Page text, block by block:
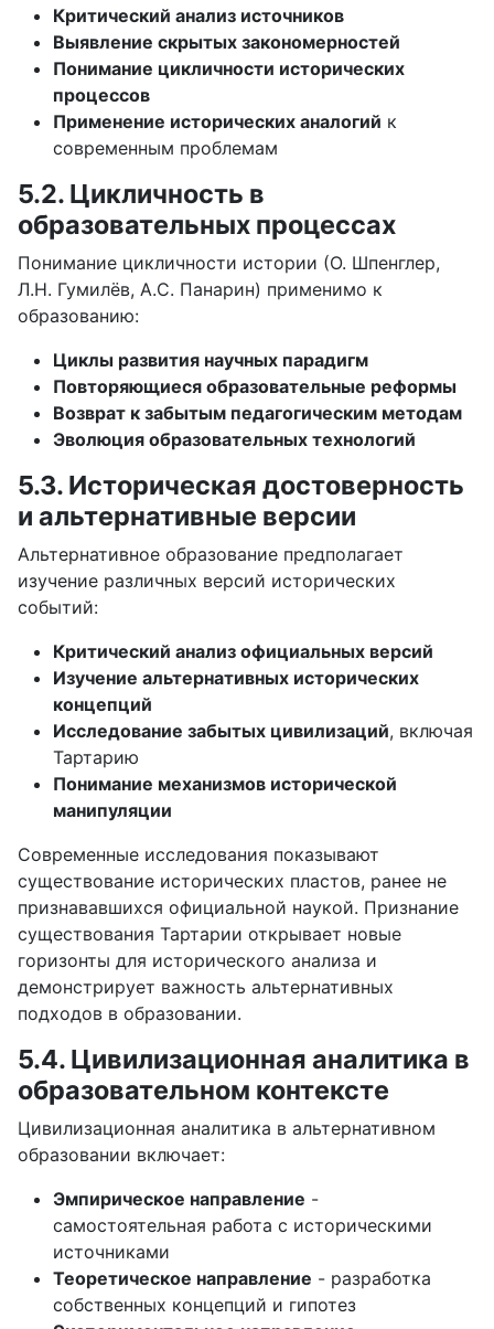
Критический анализ источников
Выявление скрытых закономерностей
Понимание цикличности исторических
процессов
Применение исторических аналогий к
современным проблемам
5.2. Цикличность в
образовательных процессах
Понимание цикличности истории (О. Шпенглер,
Л.Н. Гумилёв, А.С. Панарин) применимо к
образованию:
Циклы развития научных парадигм
Повторяющиеся образовательные реформы
Возврат к забытым педагогическим методам
Эволюция образовательных технологий
5.3. Историческая достоверность
и альтернативные версии
Альтернативное образование предполагает
изучение различных версий исторических
событий:
Критический анализ официальных версий
Изучение альтернативных исторических
концепций
Исследование забытых цивилизаций, включая
Тартарию
Понимание механизмов исторической
манипуляции
Современные исследования показывают
существование исторических пластов, ранее не
признававшихся официальной наукой. Признание
существования Тартарии открывает новые
горизонты для исторического анализа и
демонстрирует важность альтернативных
подходов в образовании.
5.4. Цивилизационная аналитика в
образовательном контексте
Цивилизационная аналитика в альтернативном
образовании включает:
Эмпирическое направление -
самостоятельная работа с историческими
источниками
Теоретическое направление - разработка
собственных концепций и гипотез